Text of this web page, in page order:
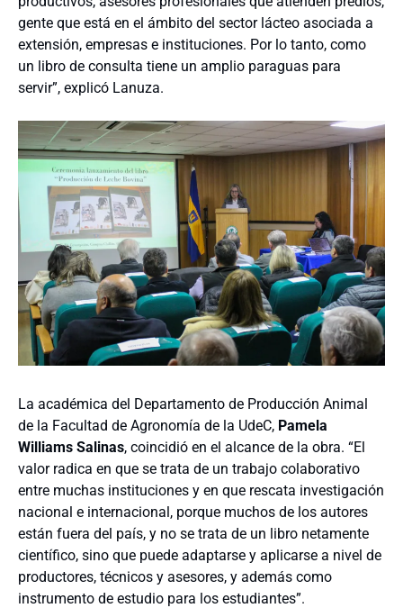
gente que está en el ámbito del sector lácteo asociada a
extensión, empresas e instituciones. Por lo tanto, como
un libro de consulta tiene un amplio paraguas para
servir”, explicó Lanuza.
La académica del Departamento de Producción Animal
de la Facultad de Agronomía de la UdeC, Pamela
Williams Salinas, coincidió en el alcance de la obra. “El
valor radica en que se trata de un trabajo colaborativo
entre muchas instituciones y en que rescata investigación
nacional e internacional, porque muchos de los autores
están fuera del país, y no se trata de un libro netamente
científico, sino que puede adaptarse y aplicarse a nivel de
productores, técnicos y asesores, y además como
instrumento de estudio para los estudiantes”.